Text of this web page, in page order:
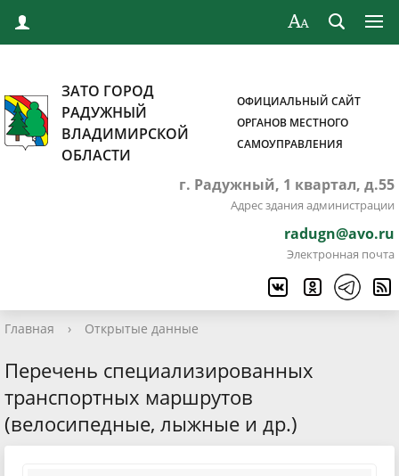
ЗАТО ГОРОД
РАДУЖНЫЙ
ВЛАДИМИРСКОЙ
ОБЛАСТИ
ОФИЦИАЛЬНЫЙ САЙТ
ОРГАНОВ МЕСТНОГО
САМОУПРАВЛЕНИЯ
г. Радужный, 1 квартал, д.55
Адрес здания администрации
radugn@avo.ru
Электронная почта
Главная › Открытые данные
Перечень специализированных
транспортных маршрутов
(велосипедные, лыжные и др.)